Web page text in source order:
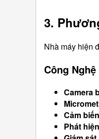
3.
Nhà máy hiện
Công
Camera
Cảm
Phát